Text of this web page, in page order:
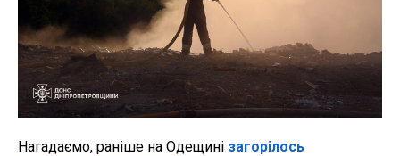
Нагадаємо, раніше на Одещині загорілось